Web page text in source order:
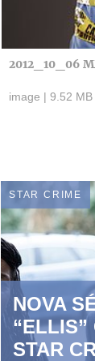
2012_10_06
image | 9.52 MB
STAR CRIME
NOVA
“ELLIS”
STAR